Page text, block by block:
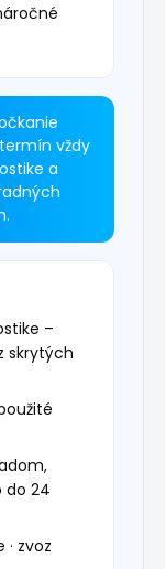
vždy
a
–
skrytých
do 24
zvoz